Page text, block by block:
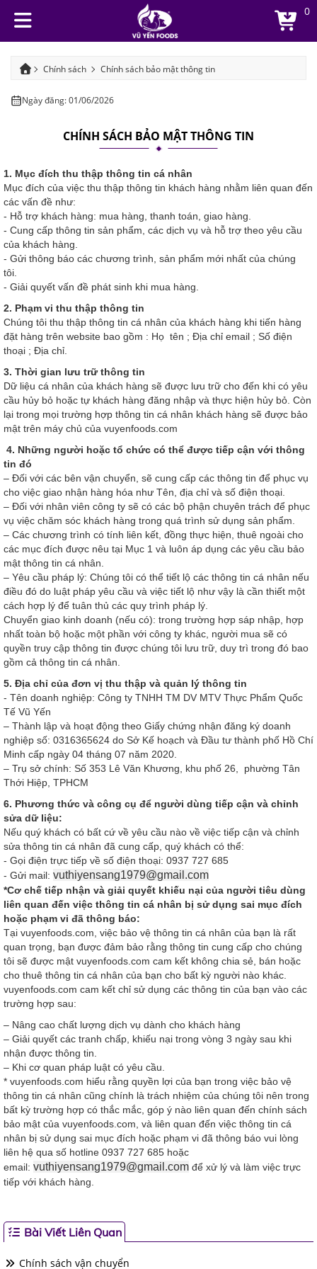
0
Chính sách Chính sách bảo mật thông tin
Ngày đăng: 01/06/2026
CHÍNH SÁCH BẢO MẬT THÔNG TIN
1. Mục đích thu thập thông tin cá nhân
Mục đích của việc thu thập thông tin khách hàng nhằm liên quan đến
các vấn đề như:
- Hỗ trợ khách hàng: mua hàng, thanh toán, giao hàng.
- Cung cấp thông tin sản phẩm, các dịch vụ và hỗ trợ theo yêu cầu
của khách hàng.
- Gửi thông báo các chương trình, sản phẩm mới nhất của chúng
tôi.
- Giải quyết vấn đề phát sinh khi mua hàng.
2. Phạm vi thu thập thông tin
Chúng tôi thu thập thông tin cá nhân của khách hàng khi tiến hàng
đặt hàng trên website bao gồm : Họ tên ; Địa chỉ email ; Số điện
thoại ; Địa chỉ.
3. Thời gian lưu trữ thông tin
Dữ liệu cá nhân của khách hàng sẽ được lưu trữ cho đến khi có yêu
cầu hủy bỏ hoặc tự khách hàng đăng nhập và thực hiện hủy bỏ. Còn
lại trong mọi trường hợp thông tin cá nhân khách hàng sẽ được bảo
mật trên máy chủ của vuyenfoods.com
4. Những người hoặc tổ chức có thể được tiếp cận với thông
tin đó
– Đối với các bên vận chuyển, sẽ cung cấp các thông tin để phục vụ
cho việc giao nhận hàng hóa như Tên, địa chỉ và số điện thoại.
– Đối với nhân viên công ty sẽ có các bộ phận chuyên trách để phục
vụ việc chăm sóc khách hàng trong quá trình sử dụng sản phẩm.
– Các chương trình có tính liên kết, đồng thực hiện, thuê ngoài cho
các mục đích được nêu tại Mục 1 và luôn áp dụng các yêu cầu bảo
mật thông tin cá nhân.
– Yêu cầu pháp lý: Chúng tôi có thể tiết lộ các thông tin cá nhân nếu
điều đó do luật pháp yêu cầu và việc tiết lộ như vậy là cần thiết một
cách hợp lý để tuân thủ các quy trình pháp lý.
Chuyển giao kinh doanh (nếu có): trong trường hợp sáp nhập, hợp
nhất toàn bộ hoặc một phần với công ty khác, người mua sẽ có
quyền truy cập thông tin được chúng tôi lưu trữ, duy trì trong đó bao
gồm cả thông tin cá nhân.
5. Địa chỉ của đơn vị thu thập và quản lý thông tin
- Tên doanh nghiệp: Công ty TNHH TM DV MTV Thực Phẩm Quốc
Tế Vũ Yến
– Thành lập và hoạt động theo Giấy chứng nhận đăng ký doanh
nghiệp số: 0316365624 do Sở Kế hoạch và Đầu tư thành phố Hồ Chí
Minh cấp ngày 04 tháng 07 năm 2020.
– Trụ sở chính: Số 353 Lê Văn Khương, khu phố 26, phường Tân
Thới Hiệp, TPHCM
6. Phương thức và công cụ để người dùng tiếp cận và chỉnh
sửa dữ liệu:
Nếu quý khách có bất cứ về yêu cầu nào về việc tiếp cận và chỉnh
sửa thông tin cá nhân đã cung cấp, quý khách có thể:
- Gọi điện trực tiếp về số điện thoại: 0937 727 685
- Gửi mail: vuthiyensang1979@gmail.com
*Cơ chế tiếp nhận và giải quyết khiếu nại của người tiêu dùng
liên quan đến việc thông tin cá nhân bị sử dụng sai mục đích
hoặc phạm vi đã thông báo:
Tại vuyenfoods.com, việc bảo vệ thông tin cá nhân của bạn là rất
quan trọng, bạn được đảm bảo rằng thông tin cung cấp cho chúng
tôi sẽ được mật vuyenfoods.com cam kết không chia sẻ, bán hoặc
cho thuê thông tin cá nhân của bạn cho bất kỳ người nào khác.
vuyenfoods.com cam kết chỉ sử dụng các thông tin của bạn vào các
trường hợp sau:
– Nâng cao chất lượng dịch vụ dành cho khách hàng
– Giải quyết các tranh chấp, khiếu nại trong vòng 3 ngày sau khi
nhận được thông tin.
– Khi cơ quan pháp luật có yêu cầu.
* vuyenfoods.com hiểu rằng quyền lợi của bạn trong việc bảo vệ
thông tin cá nhân cũng chính là trách nhiệm của chúng tôi nên trong
bất kỳ trường hợp có thắc mắc, góp ý nào liên quan đến chính sách
bảo mật của vuyenfoods.com, và liên quan đến việc thông tin cá
nhân bị sử dụng sai mục đích hoặc phạm vi đã thông báo vui lòng
liên hệ qua số hotline 0937 727 685 hoặc
email: vuthiyensang1979@gmail.com để xử lý và làm việc trực
tiếp với khách hàng.
Bài Viết Liên Quan
Chính sách vận chuyển